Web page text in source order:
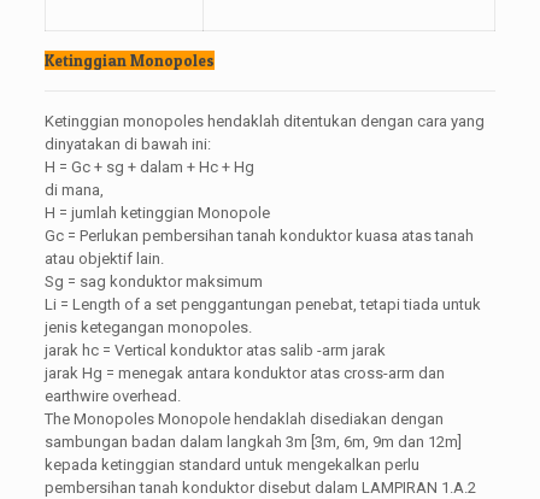
Ketinggian Monopoles
Ketinggian monopoles hendaklah ditentukan dengan cara yang
dinyatakan di bawah ini:
H = Gc + sg + dalam + Hc + Hg
di mana,
H = jumlah ketinggian Monopole
Gc = Perlukan pembersihan tanah konduktor kuasa atas tanah
atau objektif lain.
Sg = sag konduktor maksimum
Li = Length of a set penggantungan penebat, tetapi tiada untuk
jenis ketegangan monopoles.
jarak hc = Vertical konduktor atas salib -arm jarak
jarak Hg = menegak antara konduktor atas cross-arm dan
earthwire overhead.
The Monopoles Monopole hendaklah disediakan dengan
sambungan badan dalam langkah 3m [3m, 6m, 9m dan 12m]
kepada ketinggian standard untuk mengekalkan perlu
pembersihan tanah konduktor disebut dalam LAMPIRAN 1.A.2